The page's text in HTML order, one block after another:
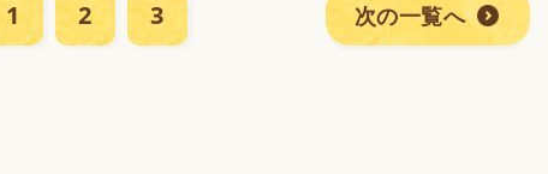
1 2 3 次の一覧へ